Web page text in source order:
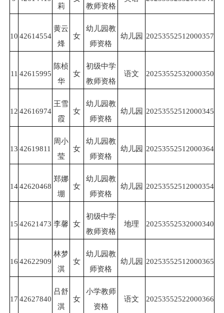
莉
教师资格
10 42614554
黄云
烽
女
幼儿园教
师资格
幼儿园 20253552512000357
11 42615995
陈桢
华
女
初级中学
教师资格
语文 20253552532000350
12 42616974
王雪
霞
女
幼儿园教
师资格
幼儿园 20253552512000345
13 42619811
周小
莹
女
幼儿园教
师资格
幼儿园 20253552512000364
1442620468
郑娜
堋
女
幼儿园教
师资格
幼儿园 20253552512000354
15 42621473 李馨 女
初级中学
教师资格
地理 20253552532000340
16 42622909
林梦
淇
女
幼儿园教
师资格
幼儿园 20253552512000365
17 42627840
吕舒
淇
女
小学教师
资格
语文 20253552522000366